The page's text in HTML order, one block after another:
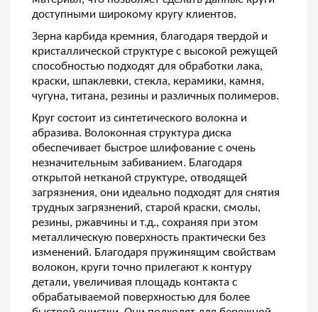
доступными широкому кругу клиентов.
Зерна карбида кремния, благодаря твердой и
кристаллической структуре с высокой режущей
способностью подходят для обработки лака,
краски, шпаклевки, стекла, керамики, камня,
чугуна, титана, резины и различных полимеров.
Круг состоит из синтетического волокна и
абразива. Волоконная структура диска
обеспечивает быстрое шлифование с очень
незначительным забиванием. Благодаря
открытой нетканой структуре, отводящей
загрязнения, они идеально подходят для снятия
трудных загрязнений, старой краски, смолы,
резины, ржавчины и т.д., сохраняя при этом
металлическую поверхность практически без
изменений. Благодаря пружинящим свойствам
волокон, круги точно прилегают к контуру
детали, увеличивая площадь контакта с
обрабатываемой поверхностью для более